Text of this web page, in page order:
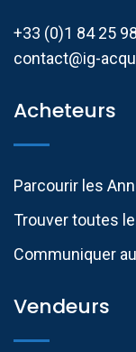
+33 (0)1 84 25
contact@ig-
Acheteurs
Parcourir les
Trouver toutes
Communiquer
Vendeurs